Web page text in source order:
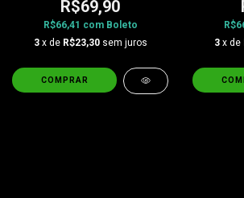
R$69,90
R$66,41 com Boleto
3 x de R$23,30 sem juros
COMPRAR
3 x de